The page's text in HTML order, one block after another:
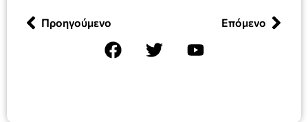
Προηγούμενο Επόμενο